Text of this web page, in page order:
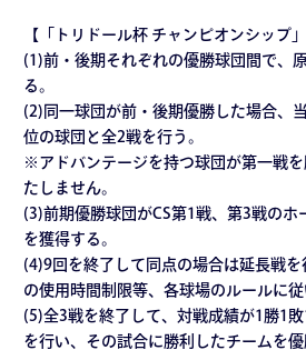
【「トリドール杯 チャンピオンシップ
(1)前・後期それぞれの優勝球団間で、
る。
(2)同一球団が前・後期優勝した場合、
位の球団と全2戦を行う。
※アドバンテージを持つ球団が第一戦
たしません。
(3)前期優勝球団がCS第1戦、第3戦の
を獲得する。
(4)9回を終了して同点の場合は延長戦
の使用時間制限等、各球場のルールに
(5)全3戦を終了して、対戦成績が1勝1
を行い、その試合に勝利したチームを優